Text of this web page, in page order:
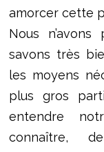
amorcer cette
Nous
savons très
les moyens
plus gros
entendre
connaître,